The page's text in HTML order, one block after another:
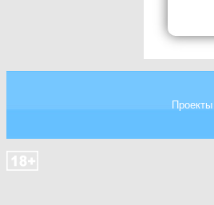
Проекты